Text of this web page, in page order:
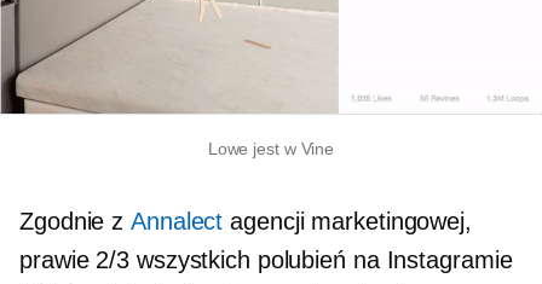
Lowe jest w Vine
Zgodnie zAnnalect agencji marketingowej,
prawie 2/3 wszystkich polubień na Instagramie